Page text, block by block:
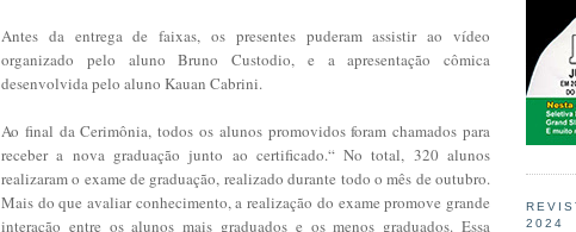
Antes da entrega de faixas, os presentes puderam assistir ao vídeo
organizado pelo aluno Bruno Custodio, e a apresentação cômica
desenvolvida pelo aluno Kauan Cabrini.
Ao final da Cerimônia, todos os alunos promovidos foram chamados para
receber a nova graduação junto ao certificado.“ No total, 320 alunos
realizaram o exame de graduação, realizado durante todo o mês de outubro.
Mais do que avaliar conhecimento, a realização do exame promove grande
interação entre os alunos mais graduados e os menos graduados. Essa
2024